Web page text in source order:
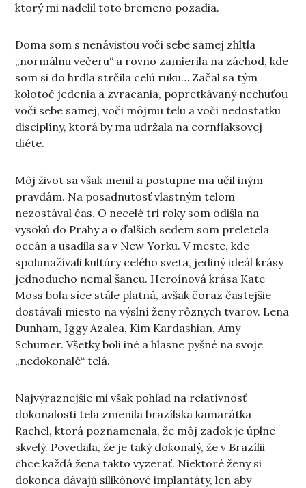
ktorý mi nadelil toto bremeno pozadia.
Doma som s nenávisťou voči sebe samej zhltla
„normálnu večeru“ a rovno zamierila na záchod, kde
som si do hrdla strčila celú ruku… Začal sa tým
kolotoč jedenia a zvracania, popretkávaný nechuťou
voči sebe samej, voči môjmu telu a voči nedostatku
disciplíny, ktorá by ma udržala na cornflaksovej
diéte.
Môj život sa však menil a postupne ma učil iným
pravdám. Na posadnutosť vlastným telom
nezostával čas. O necelé tri roky som odišla na
vysokú do Prahy a o ďalších sedem som preletela
oceán a usadila sa v New Yorku. V meste, kde
spolunažívali kultúry celého sveta, jediný ideál krásy
jednoducho nemal šancu. Heroínová krása Kate
Moss bola síce stále platná, avšak čoraz častejšie
dostávali miesto na výslní ženy rôznych tvarov. Lena
Dunham, Iggy Azalea, Kim Kardashian, Amy
Schumer. Všetky boli iné a hlasne pyšné na svoje
„nedokonalé“ telá.
Najvýraznejšie mi však pohľad na relatívnosť
dokonalosti tela zmenila brazílska kamarátka
Rachel, ktorá poznamenala, že môj zadok je úplne
skvelý. Povedala, že je taký dokonalý, že v Brazílii
chce každá žena takto vyzerať. Niektoré ženy si
dokonca dávajú silikónové implantáty, len aby